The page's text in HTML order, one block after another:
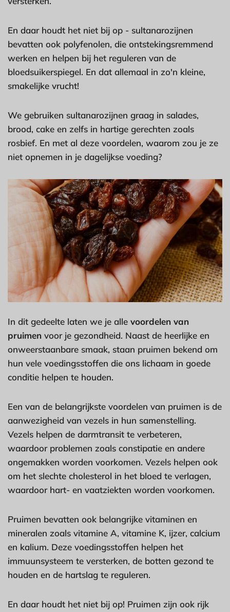
En daar houdt het niet bij op - sultanarozijnen
bevatten ook polyfenolen, die ontstekingsremmend
werken en helpen bij het reguleren van de
bloedsuikerspiegel. En dat allemaal in zo'n kleine,
smakelijke vrucht!
We gebruiken sultanarozijnen graag in salades,
brood, cake en zelfs in hartige gerechten zoals
rosbief. En met al deze voordelen, waarom zou je ze
niet opnemen in je dagelijkse voeding?
In dit gedeelte laten we je alle voordelen van
pruimen voor je gezondheid. Naast de heerlijke en
onweerstaanbare smaak, staan pruimen bekend om
hun vele voedingsstoffen die ons lichaam in goede
conditie helpen te houden.
Een van de belangrijkste voordelen van pruimen is de
aanwezigheid van vezels in hun samenstelling.
Vezels helpen de darmtransit te verbeteren,
waardoor problemen zoals constipatie en andere
ongemakken worden voorkomen. Vezels helpen ook
om het slechte cholesterol in het bloed te verlagen,
waardoor hart- en vaatziekten worden voorkomen.
Pruimen bevatten ook belangrijke vitaminen en
mineralen zoals vitamine A, vitamine K, ijzer, calcium
en kalium. Deze voedingsstoffen helpen het
immuunsysteem te versterken, de botten gezond te
houden en de hartslag te reguleren.
En daar houdt het niet bij op! Pruimen zijn ook rijk